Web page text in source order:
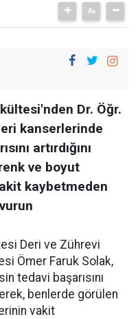
Dr. Öğr.
kanserlerinde
artırdığını
ve boyut
kaybetmeden
Deri ve Zührevi
Ömer Faruk Solak,
tedavi başarısını
benlerde görülen
vakit